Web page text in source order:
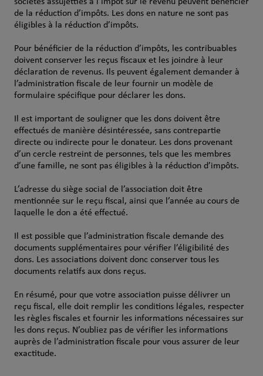
de la réduction d’impôts. Les dons en nature ne sont pas
éligibles à la réduction d’impôts.
Pour bénéficier de la réduction d’impôts, les contribuables
doivent conserver les reçus fiscaux et les joindre à leur
déclaration de revenus. Ils peuvent également demander à
l’administration fiscale de leur fournir un modèle de
formulaire spécifique pour déclarer les dons.
Il est important de souligner que les dons doivent être
effectués de manière désintéressée, sans contrepartie
directe ou indirecte pour le donateur. Les dons provenant
d’un cercle restreint de personnes, tels que les membres
d’une famille, ne sont pas éligibles à la réduction d’impôts.
L’adresse du siège social de l’association doit être
mentionnée sur le reçu fiscal, ainsi que l’année au cours de
laquelle le don a été effectué.
Il est possible que l’administration fiscale demande des
documents supplémentaires pour vérifier l’éligibilité des
dons. Les associations doivent donc conserver tous les
documents relatifs aux dons reçus.
En résumé, pour que votre association puisse délivrer un
reçu fiscal, elle doit remplir les conditions légales, respecter
les règles fiscales et fournir les informations nécessaires sur
les dons reçus. N’oubliez pas de vérifier les informations
auprès de l’administration fiscale pour vous assurer de leur
exactitude.